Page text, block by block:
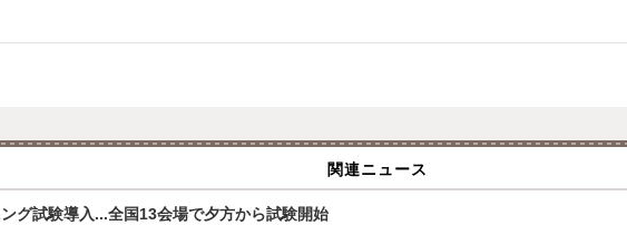
関連ニュース
グ試験導入...全国13会場で夕方から試験開始